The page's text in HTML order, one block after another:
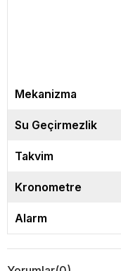
Mekanizma
Su Geçirmezlik
Takvim
Kronometre
Alarm